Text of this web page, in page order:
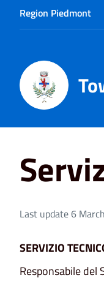
Region Piedmont
Last update 6
SERVIZIO
Responsabile del